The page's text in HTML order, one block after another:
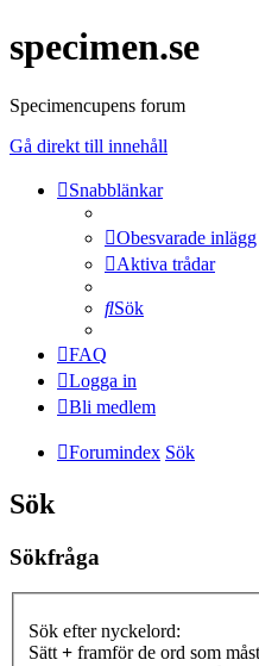
specimen.se
Specimencupens forum
Gå direkt till innehåll
Snabblänkar
Obesvarade inlägg
Aktiva trådar
Sök
FAQ
Logga in
Bli medlem
Forumindex Sök
Sök
Sökfråga
Sök efter nyckelord:
Sätt + framför de ord som